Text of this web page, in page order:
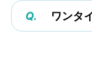
Q. ワンタ